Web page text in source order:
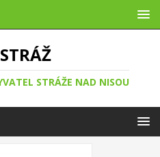
STRÁŽE NAD NISOU